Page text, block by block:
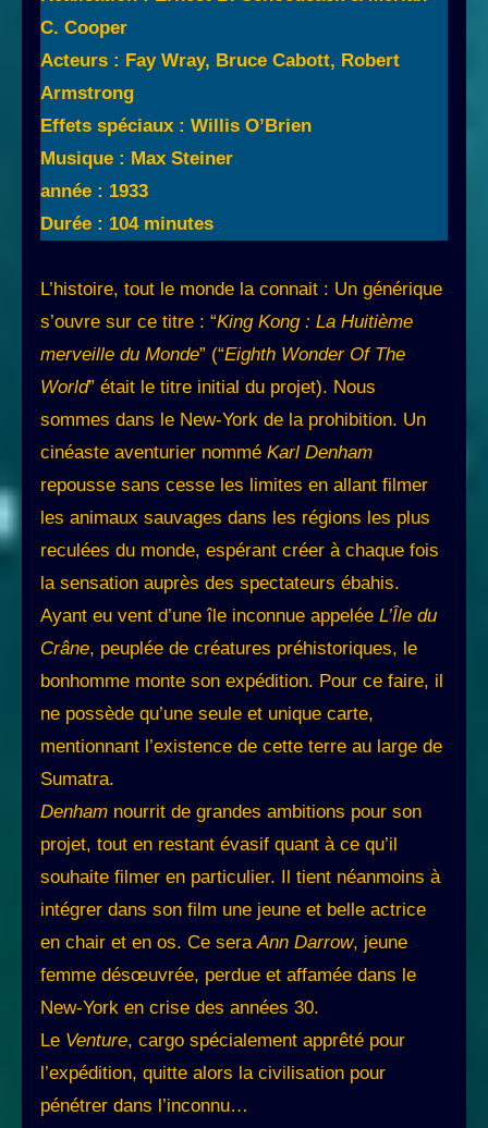
C. Cooper
Acteurs : Fay Wray, Bruce Cabott, Robert
Armstrong
Effets spéciaux : Willis O’Brien
Musique : Max Steiner
année : 1933
Durée : 104 minutes
L’histoire, tout le monde la connait : Un générique
s’ouvre sur ce titre : “King Kong : La Huitième
merveille du Monde” (“Eighth Wonder Of The
World” était le titre initial du projet). Nous
sommes dans le New-York de la prohibition. Un
cinéaste aventurier nommé Karl Denham
repousse sans cesse les limites en allant filmer
les animaux sauvages dans les régions les plus
reculées du monde, espérant créer à chaque fois
la sensation auprès des spectateurs ébahis.
Ayant eu vent d’une île inconnue appelée L’Île du
Crâne, peuplée de créatures préhistoriques, le
bonhomme monte son expédition. Pour ce faire, il
ne possède qu’une seule et unique carte,
mentionnant l’existence de cette terre au large de
Sumatra.
Denham nourrit de grandes ambitions pour son
projet, tout en restant évasif quant à ce qu’il
souhaite filmer en particulier. Il tient néanmoins à
intégrer dans son film une jeune et belle actrice
en chair et en os. Ce seraAnn Darrow, jeune
femme désœuvrée, perdue et affamée dans le
New-York en crise des années 30.
Le Venture, cargo spécialement apprêté pour
l’expédition, quitte alors la civilisation pour
pénétrer dans l’inconnu…